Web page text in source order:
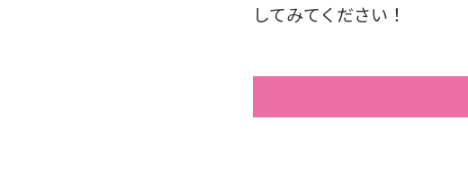
してみてください！